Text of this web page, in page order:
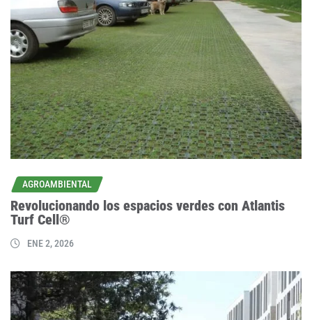
AGROAMBIENTAL
Revolucionando los espacios verdes con Atlantis
Turf Cell®
ENE 2, 2026